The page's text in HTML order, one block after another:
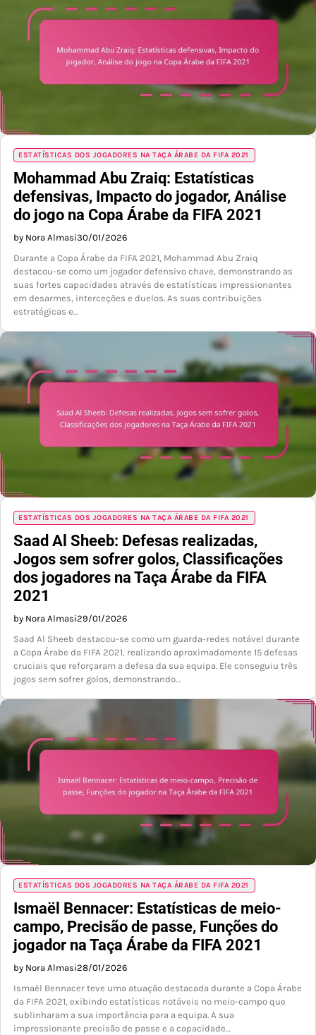
ESTATÍSTICAS DOS JOGADORES NA TAÇA ÁRABE DA FIFA 2021
Mohammad Abu Zraiq: Estatísticas
defensivas, Impacto do jogador, Análise
do jogo na Copa Árabe da FIFA 2021
by Nora Almasi30/01/2026
Durante a Copa Árabe da FIFA 2021, Mohammad Abu Zraiq
destacou-se como um jogador defensivo chave, demonstrando as
suas fortes capacidades através de estatísticas impressionantes
em desarmes, interceções e duelos. As suas contribuições
estratégicas e…
ESTATÍSTICAS DOS JOGADORES NA TAÇA ÁRABE DA FIFA 2021
Saad Al Sheeb: Defesas realizadas,
Jogos sem sofrer golos, Classificações
dos jogadores na Taça Árabe da FIFA
2021
by Nora Almasi29/01/2026
Saad Al Sheeb destacou-se como um guarda-redes notável durante
a Copa Árabe da FIFA 2021, realizando aproximadamente 15 defesas
cruciais que reforçaram a defesa da sua equipa. Ele conseguiu três
jogos sem sofrer golos, demonstrando…
ESTATÍSTICAS DOS JOGADORES NA TAÇA ÁRABE DA FIFA 2021
Ismaël Bennacer: Estatísticas de meio-
campo, Precisão de passe, Funções do
jogador na Taça Árabe da FIFA 2021
by Nora Almasi28/01/2026
Ismaël Bennacer teve uma atuação destacada durante a Copa Árabe
da FIFA 2021, exibindo estatísticas notáveis no meio-campo que
sublinharam a sua importância para a equipa. A sua
impressionante precisão de passe e a capacidade…